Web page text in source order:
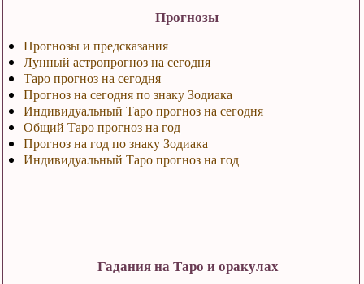
Прогнозы
Прогнозы и предсказания
Лунный астропрогноз на сегодня
Таро прогноз на сегодня
Прогноз на сегодня по знаку Зодиака
Индивидуальный Таро прогноз на сегодня
Общий Таро прогноз на год
Прогноз на год по знаку Зодиака
Индивидуальный Таро прогноз на год
Гадания на Таро и оракулах